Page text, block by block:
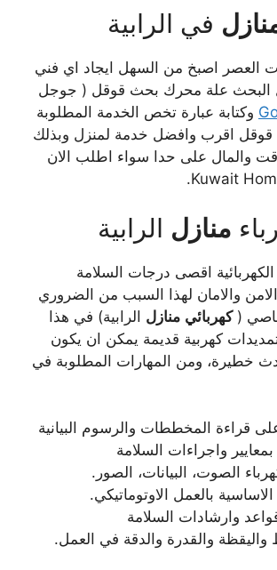
في الرابية
العصر اصبخ من السهل ايجاد اي فني
البحث علة محرك بحث قوقل ( جوجل
search وكتابة عبارة تخص الخدمة المطلوبة
اقرب وافضل خدمة لمنزل وبذلك
والمال على حدا سواء اطلب الان
Kuwait
منازل الرابية
اقصى درجات السلامة
الامن والامان لهذا السبب من الضروري
(كهربائي منازل الرابية) في هذا
كهربية قديمة يمكن ان يكون
خطيرة، ومن المهارات المطلوبة في
قراءة المخططات والرسوم البيانية
بمعايير واجراءات السلامة
الصوت، البيانات، الصور.
الاساسية بالعمل الاوتوماتيكي.
وارشادات السلامة
واليقظة والقدرة والدقة في العمل.